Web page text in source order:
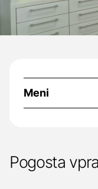
Meni
Pogosta